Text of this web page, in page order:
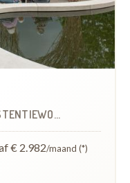
€ 2.982/maand (*)